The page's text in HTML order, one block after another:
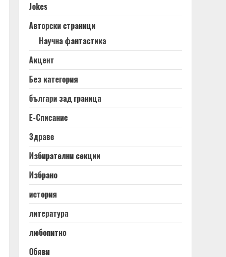
Jokes
Авторски страници
Научна фантастика
Акцент
Без категория
българи зад граница
Е-Списание
Здраве
Избирателни секции
Избрано
история
литература
любопитно
Обяви